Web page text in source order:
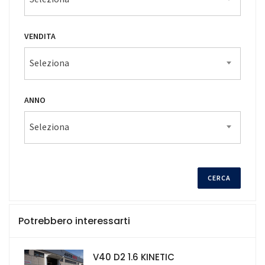
VENDITA
Seleziona
ANNO
Seleziona
Potrebbero interessarti
V40 D2 1.6 KINETIC